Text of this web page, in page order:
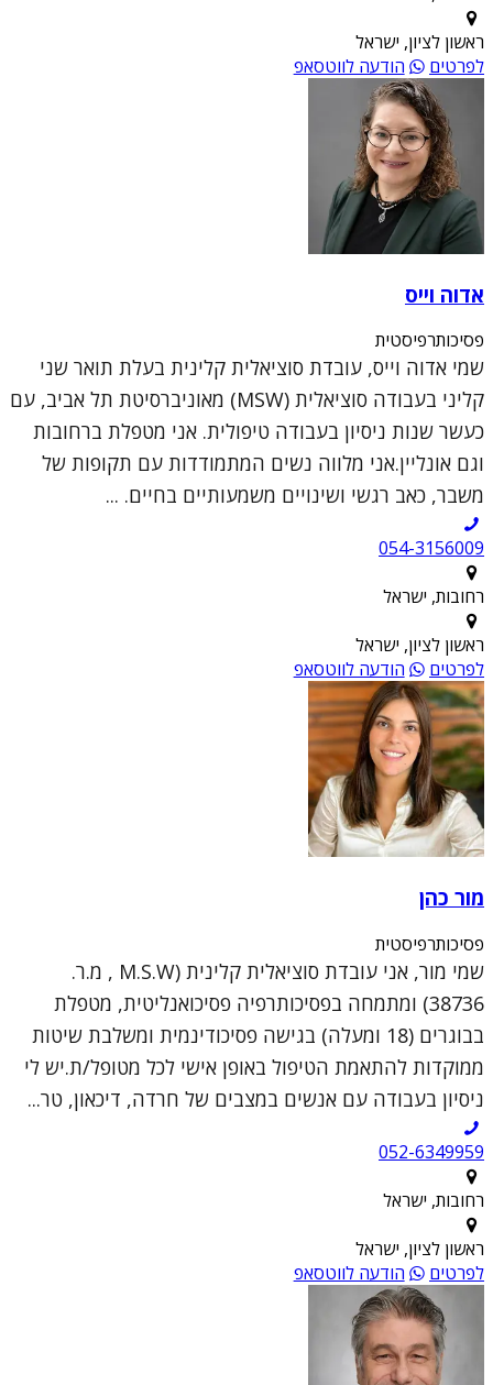
ראשון לציון, ישראל
לפרטים
הודעה לווטסאפ
אדוה וייס
פסיכותרפיסטית
שמי אדוה וייס, עובדת סוציאלית קלינית בעלת תואר שני
קליני בעבודה סוציאלית (MSW) מאוניברסיטת תל אביב, עם
כעשר שנות ניסיון בעבודה טיפולית. אני מטפלת ברחובות
וגם אונליין.אני מלווה נשים המתמודדות עם תקופות של
משבר, כאב רגשי ושינויים משמעותיים בחיים. ...
054-3156009
רחובות, ישראל
ראשון לציון, ישראל
לפרטים
הודעה לווטסאפ
מור כהן
פסיכותרפיסטית
שמי מור, אני עובדת סוציאלית קלינית (M.S.W , מ.ר.
38736) ומתמחה בפסיכותרפיה פסיכואנליטית, מטפלת
בבוגרים (18 ומעלה) בגישה פסיכודינמית ומשלבת שיטות
ממוקדות להתאמת הטיפול באופן אישי לכל מטופל/ת.יש לי
ניסיון בעבודה עם אנשים במצבים של חרדה, דיכאון, טר...
052-6349959
רחובות, ישראל
ראשון לציון, ישראל
לפרטים
הודעה לווטסאפ